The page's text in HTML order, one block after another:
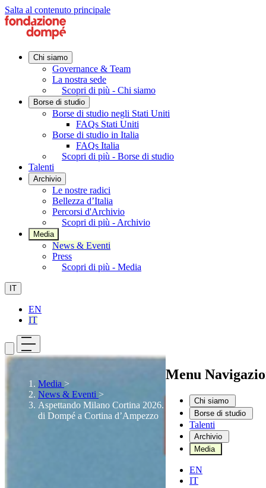
Salta al contenuto principale
Chi siamo
Governance & Team
La nostra sede
Scopri di più - Chi siamo
Borse di studio
Borse di studio negli Stati Uniti
FAQs Stati Uniti
Borse di studio in Italia
FAQs Italia
Scopri di più - Borse di studio
Talenti
Archivio
Le nostre radici
Bellezza d’Italia
Percorsi d'Archivio
Scopri di più - Archivio
Media
News & Eventi
Press
Scopri di più - Media
IT
EN
IT
Menu
Chi siamo
Borse di studio
Talenti
Archivio
Media
EN
IT
Media >
News & Eventi >
Aspettando Milano Cortina 2026. Dall'Archivio: la storia
di Dompé a Cortina d’Ampezzo